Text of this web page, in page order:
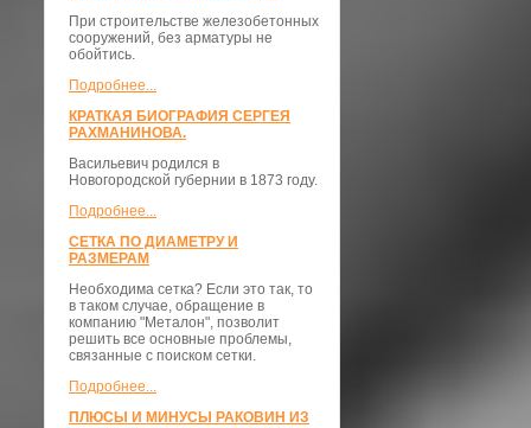
При строительстве железобетонных
сооружений, без арматуры не
обойтись.
Подробнее...
КРАТКАЯ БИОГРАФИЯ СЕРГЕЯ
РАХМАНИНОВА.
Васильевич родился в
Новогородской губернии в 1873 году.
Подробнее...
СЕТКА ПО ДИАМЕТРУ И
РАЗМЕРАМ
Необходима сетка? Если это так, то
в таком случае, обращение в
компанию "Металон", позволит
решить все основные проблемы,
связанные с поиском сетки.
Подробнее...
ПЛЮСЫ И МИНУСЫ РАКОВИН ИЗ